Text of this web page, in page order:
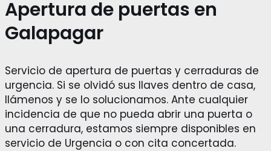
Apertura de puertas en
Galapagar
Servicio de apertura de puertas y cerraduras de
urgencia. Si se olvidó sus llaves dentro de casa,
llámenos y se lo solucionamos. Ante cualquier
incidencia de que no pueda abrir una puerta o
una cerradura, estamos siempre disponibles en
servicio de Urgencia o con cita concertada.